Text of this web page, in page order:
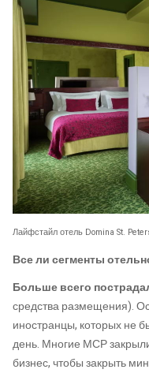
Лайфстайл отель Domina St.
Все ли сегменты
Больше всего
средства размещения).
иностранцы, которых не
день. Многие МСР
бизнес, чтобы закрыть